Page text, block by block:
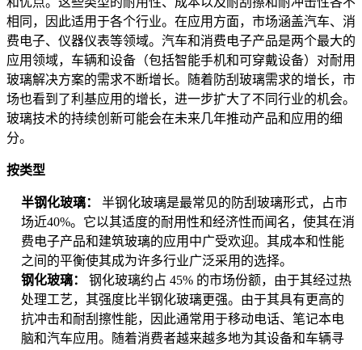
相同，因此适用于各个行业。在应用方面，市场涵盖汽车、消
费电子、仪器仪表等领域。汽车和消费电子产品是两个最大的
应用领域，车辆和设备（包括智能手机和可穿戴设备）对耐用
玻璃解决方案的需求不断增长。随着防刮玻璃需求的增长，市
场也看到了利基应用的增长，进一步扩大了不同行业的机会。
玻璃技术的持续创新可能会在未来几年推动产品和应用的细
分。
按类型
半钢化玻璃： 半钢化玻璃是最常见的防刮玻璃形式，占市
场近40%。它以其适度的耐用性和经济性而闻名，使其在消
费电子产品和建筑玻璃的应用中广受欢迎。其成本和性能
之间的平衡使其成为许多行业广泛采用的选择。
钢化玻璃： 钢化玻璃约占 45% 的市场份额，由于其经过热
处理工艺，其强度比半钢化玻璃更强。由于其具有更高的
抗冲击和耐刮擦性能，因此通常用于移动电话、笔记本电
脑和汽车应用。随着消费者越来越多地为其设备和车辆寻